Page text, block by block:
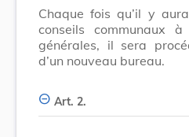
Chaque fois qu’il y
conseils communaux
générales, il sera
d’un nouveau bureau.
Art. 2.